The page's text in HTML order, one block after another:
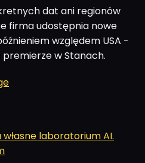
dat ani regionów
firma udostępnia nowe
względem USA -
w Stanach.
własne laboratorium AI.